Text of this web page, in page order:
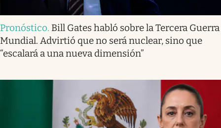
Pronóstico. Bill Gates habló sobre la Tercera Guerra
Mundial. Advirtió que no será nuclear, sino que
“escalará a una nueva dimensión”